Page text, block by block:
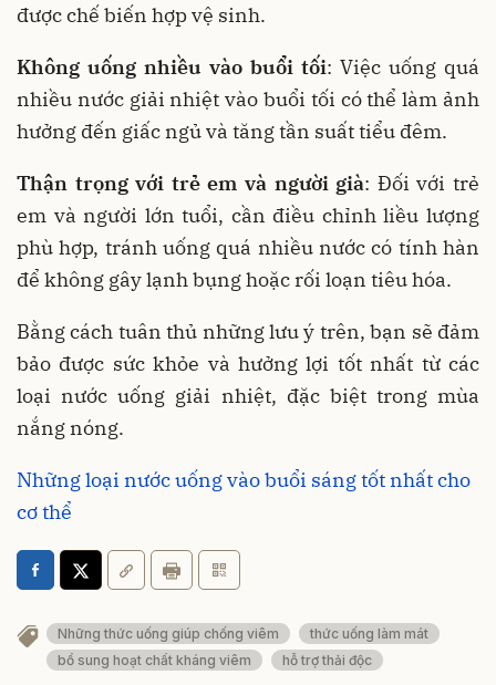
được chế biến hợp vệ sinh.
Không uống nhiều vào buổi tối: Việc uống quá
nhiều nước giải nhiệt vào buổi tối có thể làm ảnh
hưởng đến giấc ngủ và tăng tần suất tiểu đêm.
Thận trọng với trẻ em và người già: Đối với trẻ
em và người lớn tuổi, cần điều chỉnh liều lượng
phù hợp, tránh uống quá nhiều nước có tính hàn
để không gây lạnh bụng hoặc rối loạn tiêu hóa.
Bằng cách tuân thủ những lưu ý trên, bạn sẽ đảm
bảo được sức khỏe và hưởng lợi tốt nhất từ các
loại nước uống giải nhiệt, đặc biệt trong mùa
nắng nóng.
Những loại nước uống vào buổi sáng tốt nhất cho
cơ thể
Những thức uống giúp chống viêm
thức uống làm mát
bổ sung hoạt chất kháng viêm
hỗ trợ thải độc